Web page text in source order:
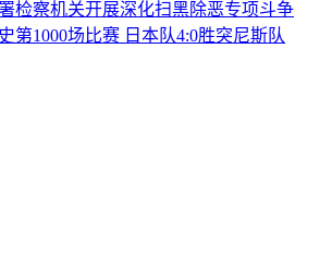
检察机关开展深化扫黑除恶专项斗争
第1000场比赛 日本队4:0胜突尼斯队